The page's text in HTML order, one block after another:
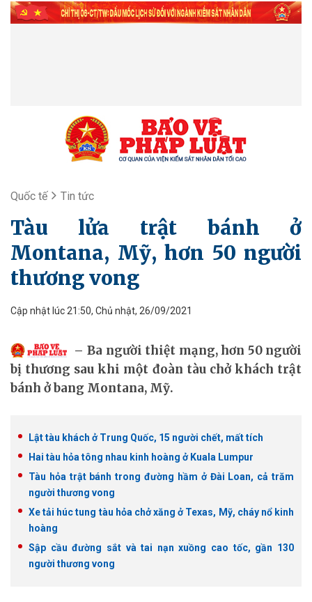
Quốc tế Tin tức
Tàu lửa trật bánh ở
Montana, Mỹ, hơn 50 người
thương vong
Cập nhật lúc 21:50, Chủ nhật, 26/09/2021
Ba người thiệt mạng, hơn 50 người
bị thương sau khi một đoàn tàu chở khách trật
bánh ở bang Montana, Mỹ.
Lật tàu khách ở Trung Quốc, 15 người chết, mất tích
Hai tàu hỏa tông nhau kinh hoàng ở Kuala Lumpur
Tàu hỏa trật bánh trong đường hầm ở Đài Loan, cả trăm
người thương vong
Xe tải húc tung tàu hỏa chở xăng ở Texas, Mỹ, cháy nổ kinh
hoàng
Sập cầu đường sắt và tai nạn xuồng cao tốc, gần 130
người thương vong